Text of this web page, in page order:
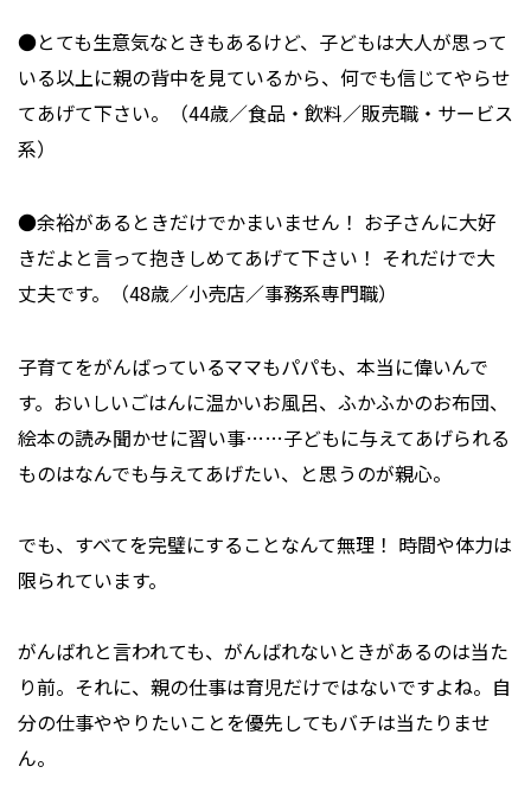
●とても生意気なときもあるけど、子どもは大人が思って
いる以上に親の背中を見ているから、何でも信じてやらせ
てあげて下さい。（44歳／食品・飲料／販売職・サービス
系）
●余裕があるときだけでかまいません！ お子さんに大好
きだよと言って抱きしめてあげて下さい！ それだけで大
丈夫です。（48歳／小売店／事務系専門職）
子育てをがんばっているママもパパも、本当に偉いんで
す。おいしいごはんに温かいお風呂、ふかふかのお布団、
絵本の読み聞かせに習い事……子どもに与えてあげられる
ものはなんでも与えてあげたい、と思うのが親心。
でも、すべてを完璧にすることなんて無理！ 時間や体力は
限られています。
がんばれと言われても、がんばれないときがあるのは当た
り前。それに、親の仕事は育児だけではないですよね。自
分の仕事ややりたいことを優先してもバチは当たりませ
ん。